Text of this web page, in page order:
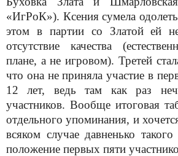
«ИгРоК»). Ксения сумела
этом в партии со Златой ей
отсутствие качества
плане, а не игровом). Третей
что она не приняла участие в
12 лет, ведь там как раз
участников. Вообще итоговая
отдельного упоминания, и
всяком случае давненько
положение первых пяти